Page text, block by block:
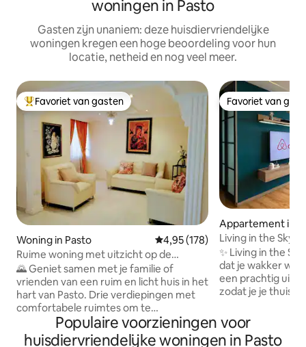
woningen in Pasto
Gasten zijn unaniem: deze huisdiervriendelijke
woningen kregen een hoge beoordeling voor hun
locatie, netheid en nog veel meer.
Topfavoriet van gasten
Favoriet van gasten
Woning in Pasto Gemiddelde beoordeling van
4,95 (178)
Ruime woning met uitzicht op de
Galeras | Huisdiervriendelijk
🌄 Geniet samen met je familie of
vrienden van een ruim en licht huis in het
hart van Pasto. Drie verdiepingen met
comfortabele ruimtes om te
ontspannen, te werken en gezellig
samen te zijn, in een veilig en rustig
Favoriet van
Favoriet van
Appartement in
Living in the Sky
vulkaan +
✨ Living in the Sky PRO 🌋
dat je wakker
een prachtig
zodat je je thuis
Pasto 📍 🌄 Prachtig uitzicht op de
vulkaan Galeras
met een uniek
Populaire voorzieningen voor
huisdiervriendelijke woningen in Pasto